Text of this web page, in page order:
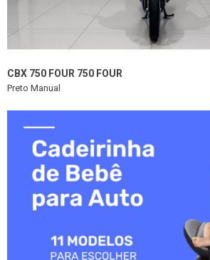
CBX 750 FOUR 750 FOUR
Preto Manual